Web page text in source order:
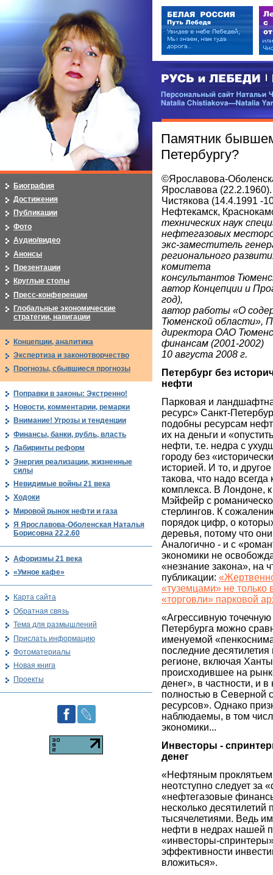
РУСЬ и ЛЕБЕДИ | RUSI —
Персональный сайт Натальи
Памятник
Петербургу?
©Ярославова-
Ярославова
Чистякова (14.4.1991 -
Нефтекамск,
технических наук
нефтегазовых
экс-заместитель
регионального
комитета
консультантов
автор Концепции и
год),
автор работы «О
Тюменской области»,
директора ОАО
финансам (2001-2002)
10 августа 2008 г.
Петербург без
нефти
Парковая и
ресурс» Санкт-
подобны ресурсам
их на деньги и
нефти, т.е. недра с
городу без
историей. И то, и
такова, что надо
комплекса. В Лондоне,
Мэйфейр с
стерлингов. К
порядок цифр, о
деревья, потому что
Аналогично - и с
экономики не
«незнание закона», на
публикации:
«туземцами» не только
«торговли» парковой
«Агрессивную точечную
Петербурга можно
именуемой
последние
регионе, включая
происходившее на
денег», в частности, и
полностью в Северной
ресурсов». Однако
наблюдаемы, в том
экономики...
Инвесторы -
денег
«Нефтяным
неотступно следует
«нефтегазовые
несколько десятилетий
тысячелетиями. Ведь
нефти в недрах нашей
«инвесторы-
эффективности
вложиться».
Биография
Достижения
Публикации
Фото
Аудио/видео
Анонсы
Презентации
Круглые столы
Пресс-конференции
Глобальные экономические
стратегии, навигации
Концепции, аналитика
Экспертиза и законотворчество
Прогнозы, сбывшиеся прогнозы
Поправки в законы: Экстренно!
Новости, комментарии, ремарки
Внимание! Угрозы и тенденции
Финансы, банки, рубль, власть
Лабиринты реформ
Энергия реализации, жизненные
силы
Невидимые войны 21 века
Ходоки
Мировой рынок нефти и газа
Я Ярославова-Оболенская Наталья
Борисовна 22.2.60
Афоризмы 21 века
«Умное кафе»
Карта сайта
Обратная связь
Тема для размышлений
Прислать информацию
Фотоматериалы
Новая книга
Проекты